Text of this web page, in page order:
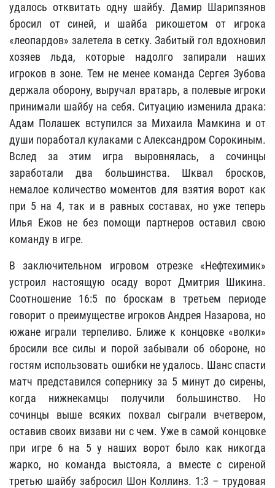
удалось отквитать одну шайбу. Дамир Шарипзянов
бросил от синей, и шайба рикошетом от игрока
«леопардов» залетела в сетку. Забитый гол вдохновил
хозяев льда, которые надолго запирали наших
игроков в зоне. Тем не менее команда Сергея Зубова
держала оборону, выручал вратарь, а полевые игроки
принимали шайбу на себя. Ситуацию изменила драка:
Адам Полашек вступился за Михаила Мамкина и от
души поработал кулаками с Александром Сорокиным.
Вслед за этим игра выровнялась, а сочинцы
заработали два большинства. Шквал бросков,
немалое количество моментов для взятия ворот как
при 5 на 4, так и в равных составах, но уже теперь
Илья Ежов не без помощи партнеров оставил свою
команду в игре.
В заключительном игровом отрезке «Нефтехимик»
устроил настоящую осаду ворот Дмитрия Шикина.
Соотношение 16:5 по броскам в третьем периоде
говорит о преимуществе игроков Андрея Назарова, но
южане играли терпеливо. Ближе к концовке «волки»
бросили все силы и порой забывали об обороне, но
гостям использовать ошибки не удалось. Шанс спасти
матч представился сопернику за 5 минут до сирены,
когда нижнекамцы получили большинство. Но
сочинцы выше всяких похвал сыграли вчетвером,
оставив своих визави ни с чем. Уже в самой концовке
при игре 6 на 5 у наших ворот было как никогда
жарко, но команда выстояла, а вместе с сиреной
третью шайбу забросил Шон Коллинз. 1:3 – трудовая